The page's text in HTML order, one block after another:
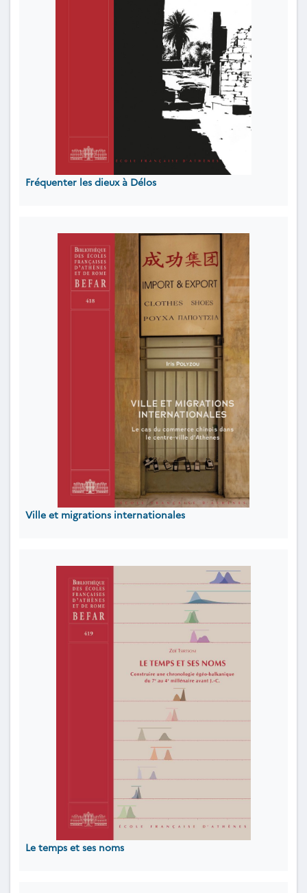
Fréquenter les dieux à Délos
Ville et migrations internationales
Le temps et ses noms